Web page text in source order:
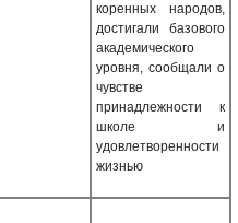
коренных народов,
достигали базового
академического
уровня, сообщали о
чувстве
принадлежности к
школе и
удовлетворенности
жизнью